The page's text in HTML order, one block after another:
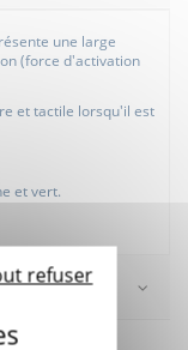
une large
(force d'activation
et tactile lorsqu'il est
et vert.
refuser